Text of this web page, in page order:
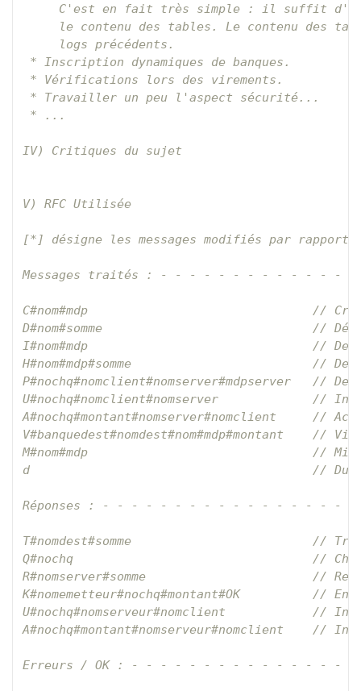
C'est en fait très simple : il suffit
le contenu des tables. Le contenu des
     logs précédents.
* Inscription dynamiques de banques.
* Vérifications lors des virements.
* Travailler un peu l'aspect sécurité...
* ...
IV) Critiques du sujet
V) RFC Utilisée
[*] désigne les messages modifiés par rapport
Messages traités : - - - - - - - - - - -
C#nom#mdp                               //
D#nom#somme                             // Dépot
I#nom#mdp                               //
H#nom#mdp#somme                         //
P#nochq#nomclient#nomserver#mdpserver   //
U#nochq#nomclient#nomserver             //
A#nochq#montant#nomserver#nomclient     //
V#banquedest#nomdest#nom#mdp#montant    //
M#nom#mdp                               // Mise
d                                       //
Réponses : - - - - - - - - - - - - - - - -
T#nomdest#somme                         //
Q#nochq                                 // Cheque :
R#nomserver#somme                       //
K#nomemetteur#nochq#montant#OK          //
U#nochq#nomserveur#nomclient            //
A#nochq#montant#nomserveur#nomclient    //
Erreurs / OK : - - - - - - - - - - - - - -